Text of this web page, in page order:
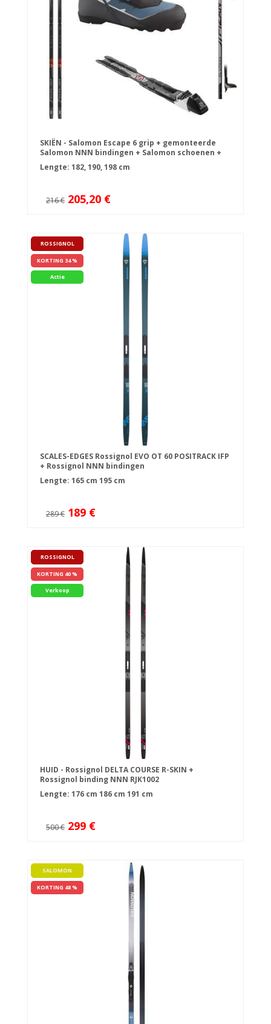
SKIËN - Salomon Escape 6 grip + gemonteerde
Salomon NNN bindingen + Salomon schoenen +
skistokken
Lengte: 182, 190, 198 cm
216 € 205,20 €
ROSSIGNOL
KORTING 34 %
Actie
SCALES-EDGES Rossignol EVO OT 60 POSITRACK IFP
+ Rossignol NNN bindingen
Lengte: 165 cm 195 cm
289 € 189 €
ROSSIGNOL
KORTING 40 %
Verkoop
HUID - Rossignol DELTA COURSE R-SKIN +
Rossignol binding NNN RJK1002
Lengte: 176 cm 186 cm 191 cm
500 € 299 €
SALOMON
KORTING 48 %